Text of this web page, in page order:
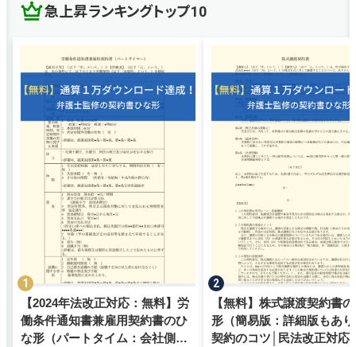
急上昇ランキングトップ10
【2024年法改正対応：無料】労
働条件通知書兼雇用契約書のひ
な形（パートタイム：会社側有
【無料】株式譲渡契約書
形（簡易版：詳細版もあ
契約のコツ│民法改正対応